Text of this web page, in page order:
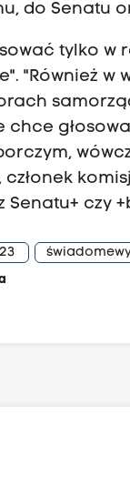
do Senatu
tylko
"Również
czy